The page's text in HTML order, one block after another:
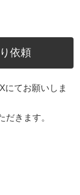
依頼
にてお願いしま
きます。